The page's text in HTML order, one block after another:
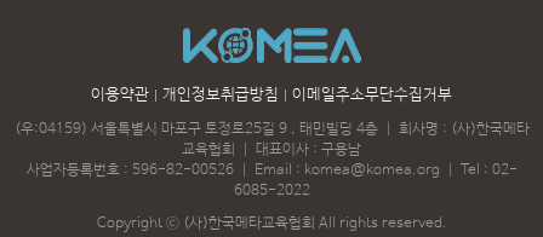
이용약관 개인정보취급방침 이메일주소무단수집거부
(우:04159) 서울특별시 마포구 토정로25길 9 , 태민빌딩 4층｜ 회사명 : (사)한국메타
교육협회
대표이사 : 구용남
사업자등록번호 : 596-82-00526｜ Email : komea@komea.org Tel : 02-
6085-2022
Copyright ⓒ (사)한국메타교육협회 All rights reserved.